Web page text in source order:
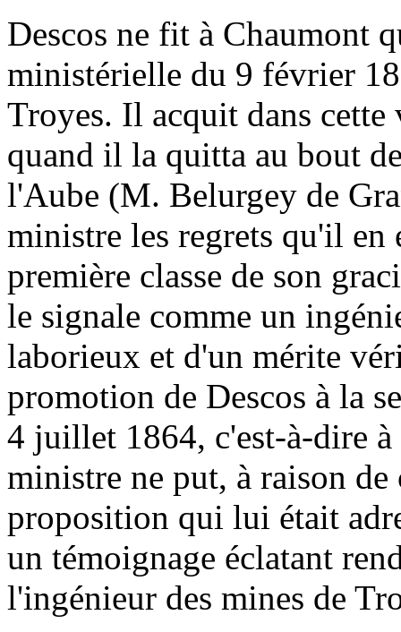
Descos ne fit à Chaumont
ministérielle du 9 février
Troyes. Il acquit dans
quand il la quitta au bout
l'Aube (M. Belurgey de
ministre les regrets qu'il
première classe de son
le signale comme un
laborieux et d'un mérite
promotion de Descos à la
4 juillet 1864, c'est-à-dire à
ministre ne put, à raison
proposition qui lui était
un témoignage éclatant
l'ingénieur des mines de